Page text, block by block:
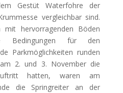
Gestüt Waterfohre der
vergleichbar sind.
mit hervorragenden Böden
Bedingungen für den
Parkmöglichkeiten runden
2. und 3. November die
hatten, waren am
die Springreiter an der